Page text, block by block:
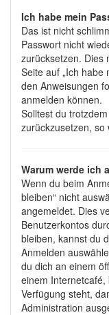
Ich habe mein
Das ist nicht
Passwort nicht
zurücksetzen. Dies
Seite auf „Ich habe
den Anweisungen
anmelden können.
Solltest du
zurückzusetzen, so
Warum werde ich
Wenn du beim
bleiben“ nicht
angemeldet. Dies
Benutzerkontos
bleiben, kannst du
Anmelden
du dich an einem
einem
Verfügung steht,
Administration